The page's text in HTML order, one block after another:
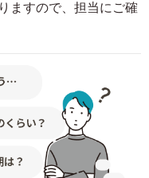
ますので、担当にご確